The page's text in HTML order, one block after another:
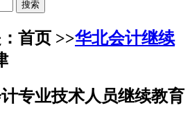
首页 >>华北会计继续
专业技术人员继续教育